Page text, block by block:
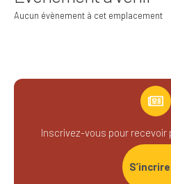
Aucun évènement à cet emplacement
Inscrivez-vous pour recevoir